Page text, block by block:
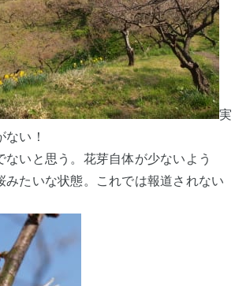
実
い！
ないと思う。花芽自体が少ないよう
みたいな状態。これでは報道されない